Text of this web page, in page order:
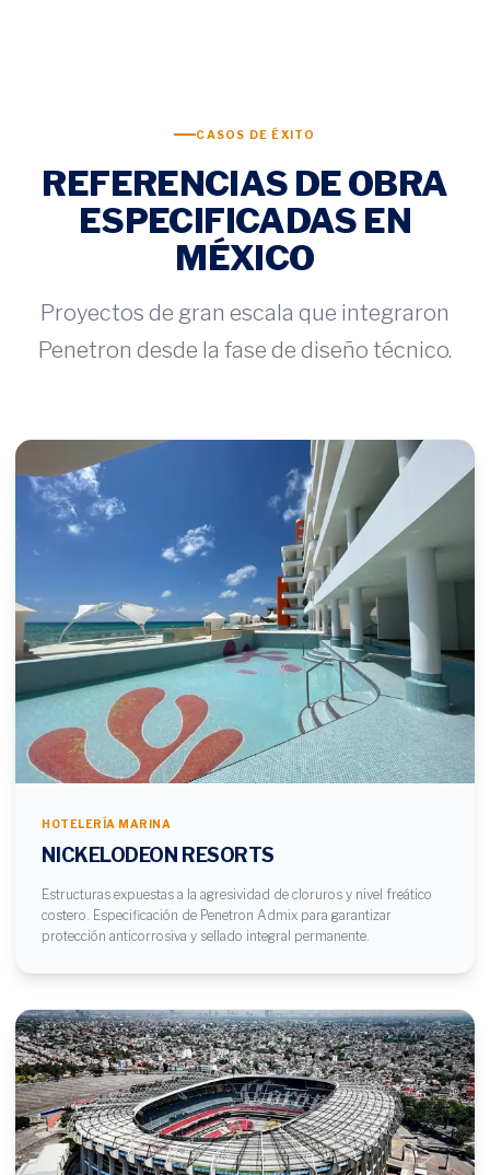
CASOS DE ÉXITO
REFERENCIAS DE OBRA
ESPECIFICADAS EN
MÉXICO
Proyectos de gran escala que integraron
Penetron desde la fase de diseño técnico.
HOTELERÍA MARINA
NICKELODEON RESORTS
Estructuras expuestas a la agresividad de cloruros y nivel freático
costero. Especificación de Penetron Admix para garantizar
protección anticorrosiva y sellado integral permanente.